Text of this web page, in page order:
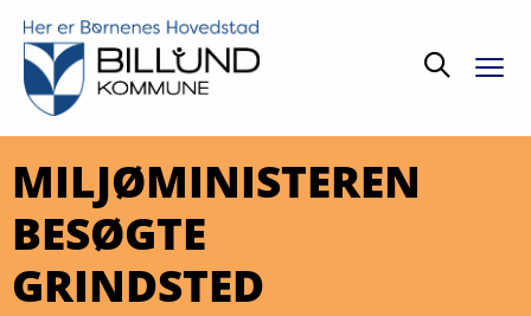
Søg
MILJØMINISTEREN
BESØGTE
GRINDSTED